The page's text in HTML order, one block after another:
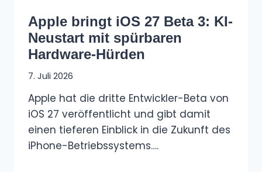
Apple bringt iOS 27 Beta 3: KI-
Neustart mit spürbaren
Hardware-Hürden
7. Juli 2026
Apple hat die dritte Entwickler-Beta von
iOS 27 veröffentlicht und gibt damit
einen tieferen Einblick in die Zukunft des
iPhone-Betriebssystems….